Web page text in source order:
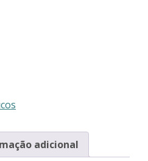
adicional